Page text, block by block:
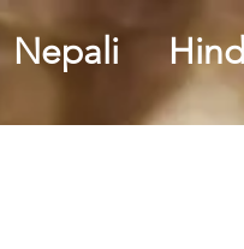
Nepali